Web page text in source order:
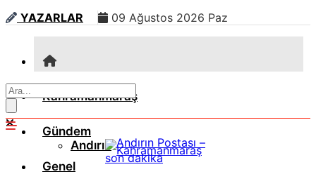
YAZARLAR
09 Ağustos 2026 Paz
Kahramanmaraş
Andırın
Gündem
Genel